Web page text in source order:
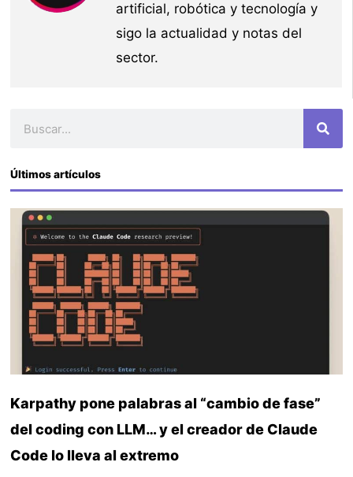
artificial, robótica y tecnología y
sigo la actualidad y notas del
sector.
Últimos artículos
Karpathy pone palabras al “cambio de fase”
del coding con LLM… y el creador de Claude
Code lo lleva al extremo